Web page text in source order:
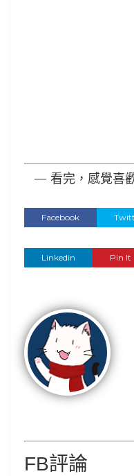
— 看完，感覺喜
Facebook
Linkedin Pin It
FB評論